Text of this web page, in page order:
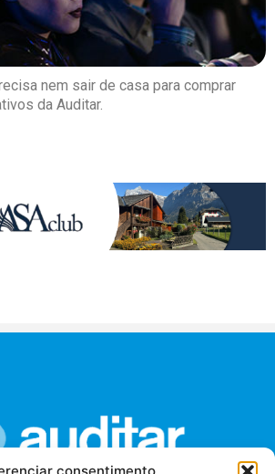
nem sair de casa para comprar
da Auditar.